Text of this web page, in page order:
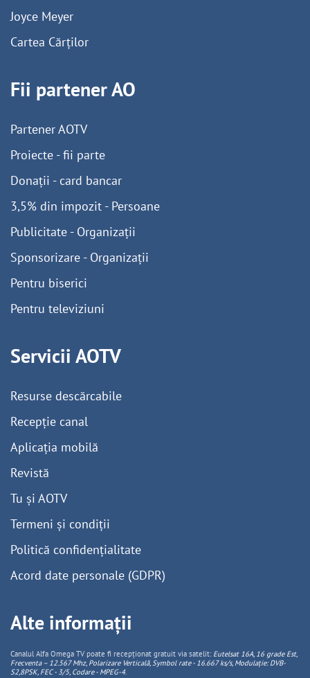
Joyce Meyer
Cartea Cărților
Fii partener AO
Partener AOTV
Proiecte - fii parte
Donații - card bancar
3,5% din impozit - Persoane
Publicitate - Organizații
Sponsorizare - Organizații
Pentru biserici
Pentru televiziuni
Servicii AOTV
Resurse descărcabile
Recepție canal
Aplicația mobilă
Revistă
Tu și AOTV
Termeni și condiții
Politică confidențialitate
Acord date personale (GDPR)
Alte informații
Canalul Alfa Omega TV poate fi recepționat gratuit via satelit: Eutelsat 16A, 16 grade Est,
Frecventa – 12.567 Mhz, PolarizareVerticală, Symbol rate - 16.667 ks/s, Modulație: DVB-
S2,8PSK, FEC - 3/5, Codare - MPEG-4.